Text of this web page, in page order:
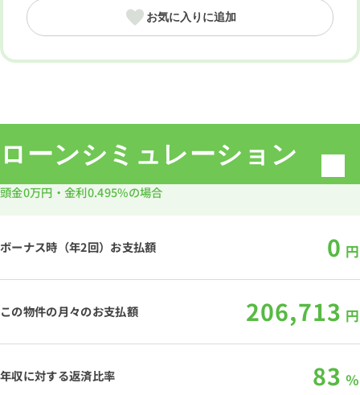
お気に入りに追加
ローンシミュレーション
頭金0万円 ・金利0.495%の場合
ボーナス時（年2回）お支払額 0 円
この物件の月々のお支払額 206,713 円
年収に対する返済比率 83 ％